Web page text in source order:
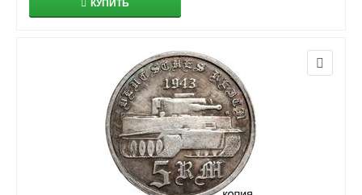
КУПИТЬ